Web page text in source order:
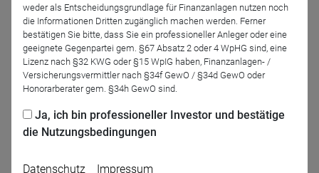
Moderation
weder als Entscheidungsgrundlage für Finanzanlagen nutzen noch
die Informationen Dritten zugänglich machen werden. Ferner
bestätigen Sie bitte, dass Sie ein professioneller Anleger oder eine
geeignete Gegenpartei gem. §67 Absatz 2 oder 4 WpHG sind, eine
Lizenz nach §32 KWG oder §15 WpIG haben, Finanzanlagen- /
Versicherungsvermittler nach §34f GewO / §34d GewO oder
Honorarberater gem. §34h GewO sind.
Ja, ich bin professioneller Investor und bestätige
die Nutzungsbedingungen
Datenschutz Impressum